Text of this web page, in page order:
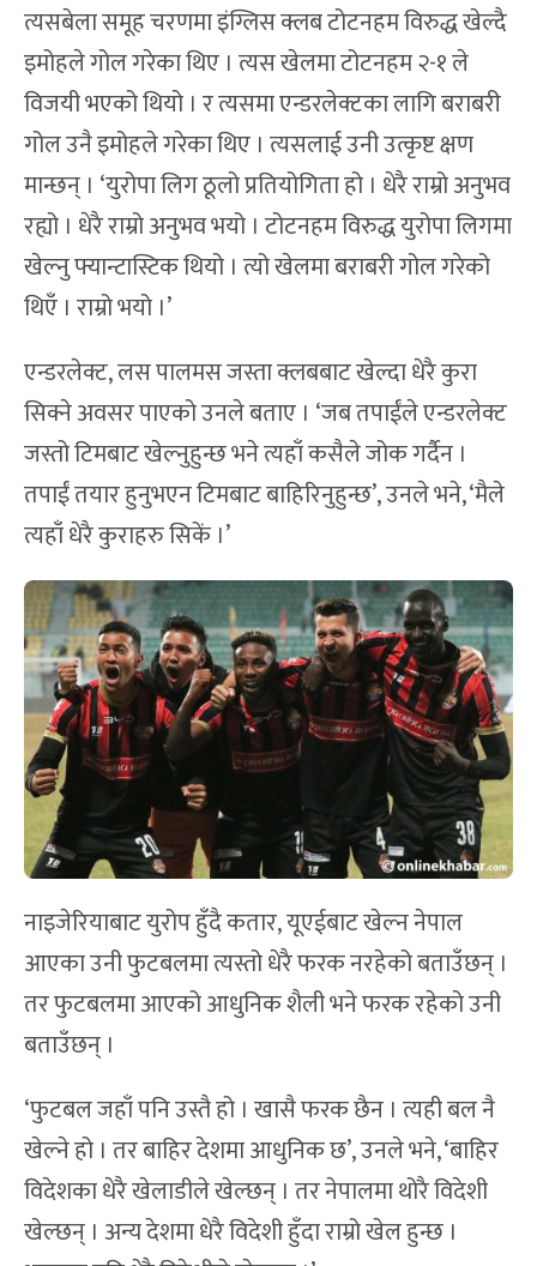
त्यसबेला समूह चरणमा इंग्लिस क्लब टोटनहम विरुद्ध खेल्दै
इमोहले गोल गरेका थिए । त्यस खेलमा टोटनहम २-१ ले
विजयी भएको थियो । र त्यसमा एन्डरलेक्टका लागि बराबरी
गोल उनै इमोहले गरेका थिए । त्यसलाई उनी उत्कृष्ट क्षण
मान्छन् । ‘युरोपा लिग ठूलो प्रतियोगिता हो । धेरै राम्रो अनुभव
रह्यो । धेरै राम्रो अनुभव भयो । टोटनहम विरुद्ध युरोपा लिगमा
खेल्नु फ्यान्टास्टिक थियो । त्यो खेलमा बराबरी गोल गरेको
थिएँ । राम्रो भयो ।’
एन्डरलेक्ट, लस पालमस जस्ता क्लबबाट खेल्दा धेरै कुरा
सिक्ने अवसर पाएको उनले बताए । ‘जब तपाईंले एन्डरलेक्ट
जस्तो टिमबाट खेल्नुहुन्छ भने त्यहाँ कसैले जोक गर्दैन ।
तपाईं तयार हुनुभएन टिमबाट बाहिरिनुहुन्छ’, उनले भने, ‘मैले
त्यहाँ धेरै कुराहरु सिकें ।’
नाइजेरियाबाट युरोप हुँदै कतार, यूएईबाट खेल्न नेपाल
आएका उनी फुटबलमा त्यस्तो धेरै फरक नरहेको बताउँछन् ।
तर फुटबलमा आएको आधुनिक शैली भने फरक रहेको उनी
बताउँछन् ।
‘फुटबल जहाँ पनि उस्तै हो । खासै फरक छैन । त्यही बल नै
खेल्ने हो । तर बाहिर देशमा आधुनिक छ’, उनले भने, ‘बाहिर
विदेशका धेरै खेलाडीले खेल्छन् । तर नेपालमा थोरै विदेशी
खेल्छन् । अन्य देशमा धेरै विदेशी हुँदा राम्रो खेल हुन्छ ।